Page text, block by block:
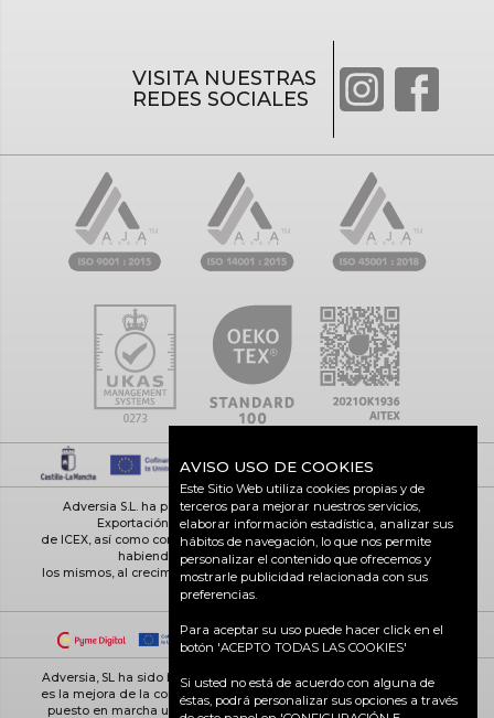
VISITA NUESTRAS
REDES SOCIALES
Adversia S.L. ha participado en el Programa de Iniciación a la
Exportación ICEX-Next, y ha contado con el apoyo
de ICEX, así como con la cofinanciación de Fondos europeos FEDER,
habiendo contribuido según la medida de
los mismos, al crecimiento económico de esta empresa, su región y
de España en su conjunto
Adversia, SL ha sido beneficiaria de Fondos Europeos, cuyo objetivo
es la mejora de la competitividad de las PYMES, y gracias al cual ha
puesto en marcha un Plan de Acción con el objetivo de reforzar la
AVISO USO DE COOKIES
Este Sitio Web utiliza cookies propias y de
terceros para mejorar nuestros servicios,
elaborar información estadística, analizar sus
hábitos de navegación, lo que nos permite
personalizar el contenido que ofrecemos y
mostrarle publicidad relacionada con sus
preferencias.
Para aceptar su uso puede hacer click en el
botón 'ACEPTO TODAS LAS COOKIES'
Si usted no está de acuerdo con alguna de
éstas, podrá personalizar sus opciones a través